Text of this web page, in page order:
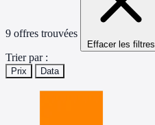
9 offres trouvées
Effacer les filtres
Trier par :
Prix Data